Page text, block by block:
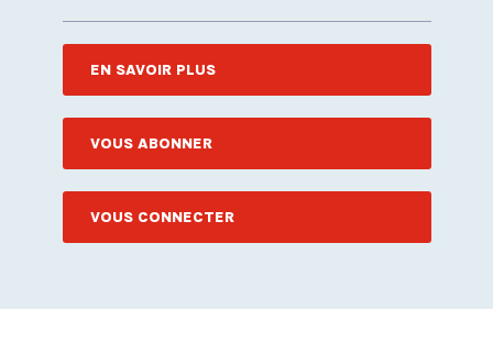
EN SAVOIR PLUS
VOUS ABONNER
VOUS CONNECTER